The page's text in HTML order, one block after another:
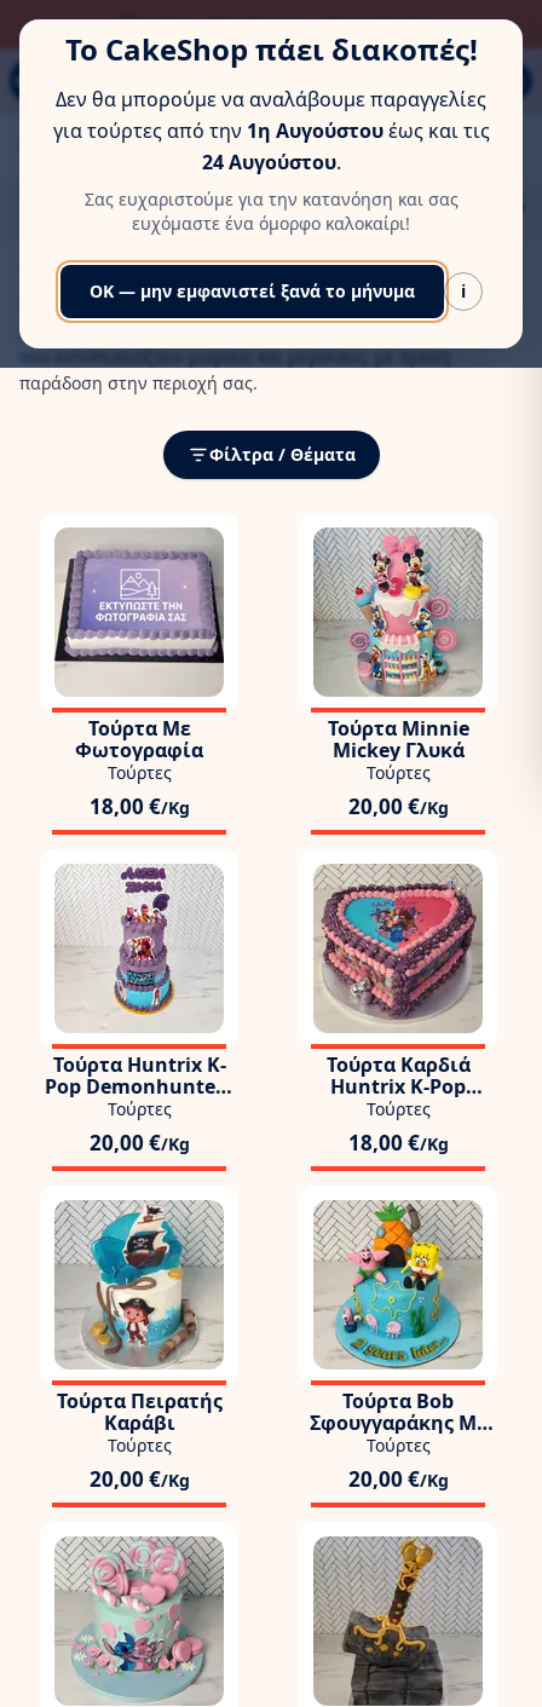
Το CakeShop πάει διακοπές!
Δεν θα μπορούμε να αναλάβουμε παραγγελίες
για τούρτες από την 1η Αυγούστουέως και τις
24 Αυγούστου.
Σας ευχαριστούμε για την κατανόηση και σας
ευχόμαστε ένα όμορφο καλοκαίρι!
OK — μην εμφανιστεί ξανά το μήνυμα i
Παπάγου 80Α, Εύοσμος, Θεσσαλονίκη
MENU
Αρχική/Τούρτες Γενεθλιών/ Θέρμη
Τούρτες Γενεθλίων Θέρμη | Χειροποίητες
Δημιουργίες CakeShop
Το CakeShop φέρνει τις πιο εντυπωσιακές
γενεθλίων στη Θέρμη. Γνωρίζοντας τις υψηλές απαιτήσεις
για ποιότητα και αισθητική, δημιουργούμεcustom τούρτες
που εντυπωσιάζουν μικρούς και μεγάλους, με άμεση
παράδοση στην περιοχή σας.
Φίλτρα / Θέματα
Τούρτα Με
Φωτογραφία
Τούρτες
18,00 €/Kg
Τούρτα Minnie
Mickey Γλυκά
Τούρτες
20,00 €/Kg
Τούρτα Huntrix K-
Pop Demonhunters
3όροφη
Τούρτες
20,00 €/Kg
Τούρτα Καρδιά
Huntrix K-Pop
Demon Hunters
Τούρτες
18,00 €/Kg
Τούρτα Πειρατής
Καράβι
Τούρτες
20,00 €/Kg
Τούρτα Bob
Σφουγγαράκης Με
Πάτρικ Και Ανανά
Τούρτες
20,00 €/Kg